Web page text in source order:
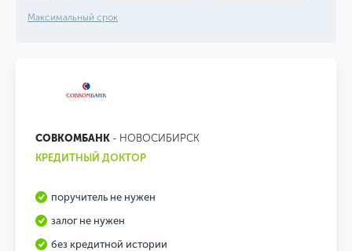
Максимальный срок
СОВКОМБАНК - НОВОСИБИРСК
КРЕДИТНЫЙ ДОКТОР
поручитель не нужен
залог не нужен
без кредитной истории